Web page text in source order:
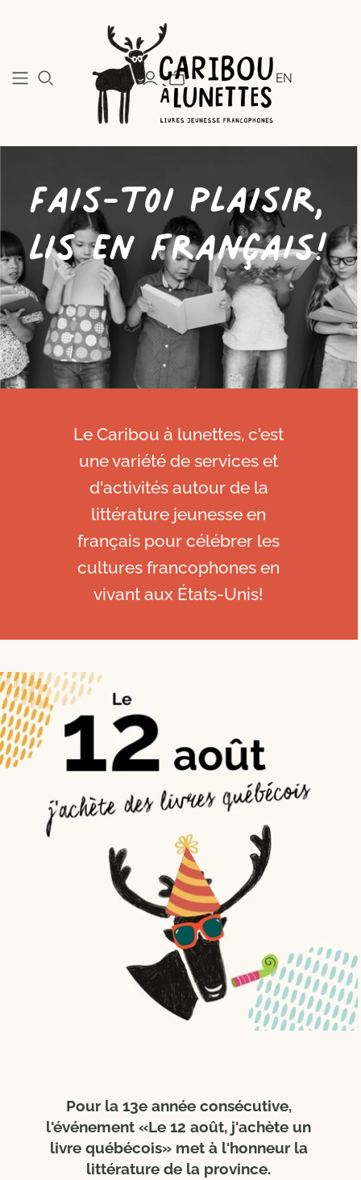
EN
Fais-toi plaisir,
lis en français!
Le Caribou à lunettes, c'est
une variété de services et
d'activités autour de la
littérature jeunesse en
français pour célébrer les
cultures francophones en
vivant aux États-Unis!
Pour la 13e année consécutive,
l'événement «Le 12 août, j'achète un
livre québécois» met à l'honneur la
littérature de la province.